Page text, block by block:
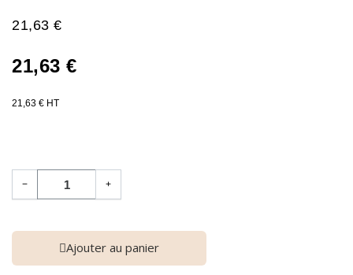
21,63 €
21,63 €
21,63 € HT
− +
Ajouter au panier